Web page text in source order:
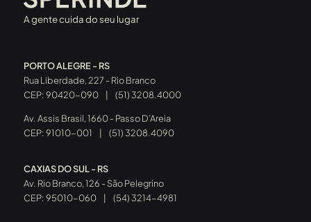
A gente cuida do seu lugar
PORTO ALEGRE - RS
Rua Liberdade, 227 - Rio Branco
CEP: 90420-090
(51) 3208.4000
Av. Assis Brasil, 1660 - Passo D’Areia
CEP: 91010-001
(51) 3208.4090
CAXIAS DO SUL - RS
Av. Rio Branco, 126 - São Pelegrino
CEP: 95010-060
| (54) 3214-4981